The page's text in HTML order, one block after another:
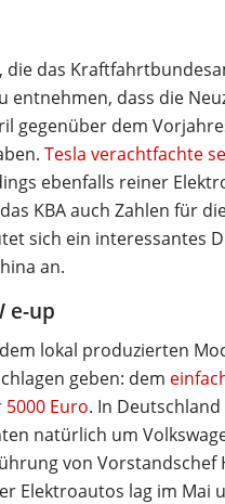
das
entnehmen, dass die
gegenüber dem
Tesla verachtfachte
ebenfalls reiner
KBA auch Zahlen für
sich ein interessantes
an.
e-up
lokal produzierten
geben: dem
Euro. In
natürlich um
von Vorstandschef
Elektroautos lag im Mai